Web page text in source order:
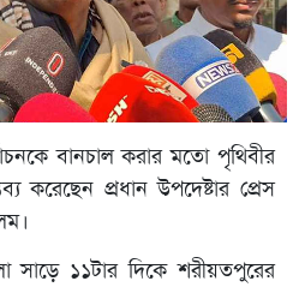
বানচাল করার মতো পৃথিবীর
করেছেন প্রধান উপদেষ্টার প্রেস
সাড়ে ১১টার দিকে শরীয়তপুরের